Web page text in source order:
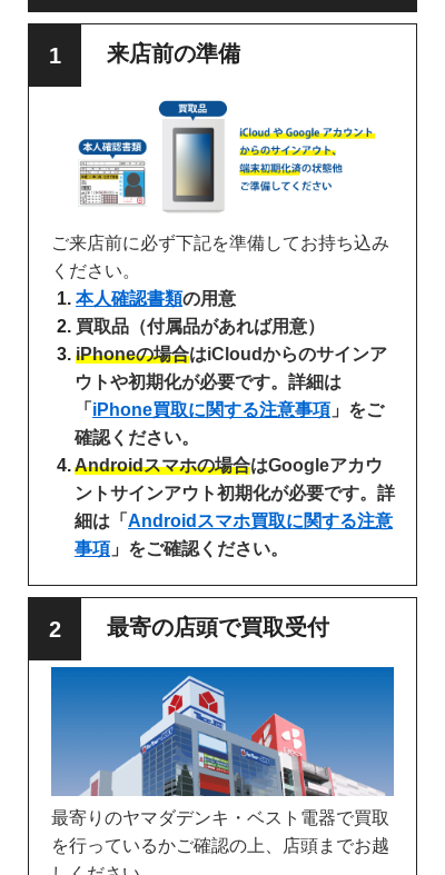
来店前の準備
ご来店前に必ず下記を準備してお持ち込み
ください。
本人確認書類の用意
買取品（付属品があれば用意）
iPhoneの場合はiCloudからのサインア
ウトや初期化が必要です。詳細は
「 iPhone買取に関する注意事項 」をご
確認ください。
Androidスマホの場合はGoogleアカウ
ントサインアウト初期化が必要です。詳
細は「 Androidスマホ買取に関する注意
事項 」をご確認ください。
最寄の店頭で買取受付
最寄りのヤマダデンキ・ベスト電器で買取
を行っているかご確認の上、店頭までお越